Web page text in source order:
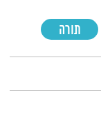
תורה